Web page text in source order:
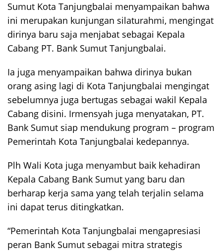
Sumut Kota Tanjungbalai menyampaikan bahwa
ini merupakan kunjungan silaturahmi, mengingat
dirinya baru saja menjabat sebagai Kepala
Cabang PT. Bank Sumut Tanjungbalai.
Ia juga menyampaikan bahwa dirinya bukan
orang asing lagi di Kota Tanjungbalai mengingat
sebelumnya juga bertugas sebagai wakil Kepala
Cabang disini. Irmensyah juga menyatakan, PT.
Bank Sumut siap mendukung program – program
Pemerintah Kota Tanjungbalai kedepannya.
Plh Wali Kota juga menyambut baik kehadiran
Kepala Cabang Bank Sumut yang baru dan
berharap kerja sama yang telah terjalin selama
ini dapat terus ditingkatkan.
“Pemerintah Kota Tanjungbalai mengapresiasi
peran Bank Sumut sebagai mitra strategis